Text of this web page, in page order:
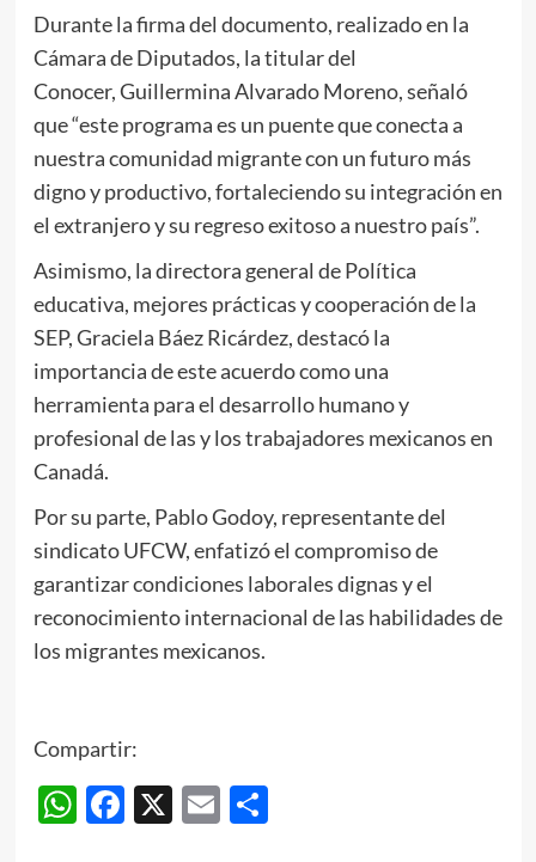
Durante la firma del documento, realizado en la
Cámara de Diputados, la titular del
Conocer, Guillermina Alvarado Moreno, señaló
que “este programa es un puente que conecta a
nuestra comunidad migrante con un futuro más
digno y productivo, fortaleciendo su integración en
el extranjero y su regreso exitoso a nuestro país”.
Asimismo, la directora general de Política
educativa, mejores prácticas y cooperación de la
SEP, Graciela Báez Ricárdez, destacó la
importancia de este acuerdo como una
herramienta para el desarrollo humano y
profesional de las y los trabajadores mexicanos en
Canadá.
Por su parte, Pablo Godoy, representante del
sindicato UFCW, enfatizó el compromiso de
garantizar condiciones laborales dignas y el
reconocimiento internacional de las habilidades de
los migrantes mexicanos.
Compartir:
WhatsApp
Facebook
X EmailCompartir